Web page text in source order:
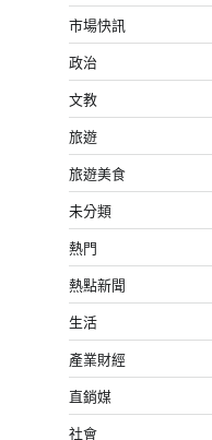
市場快訊
政治
文教
旅遊
旅遊美食
未分類
熱門
熱點新聞
生活
產業財經
直銷媒
社會